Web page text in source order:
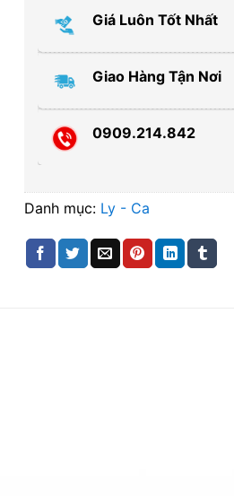
Giá Luôn Tốt Nhất
Giao Hàng Tận Nơi
0909.214.842
Danh mục: Ly - Ca